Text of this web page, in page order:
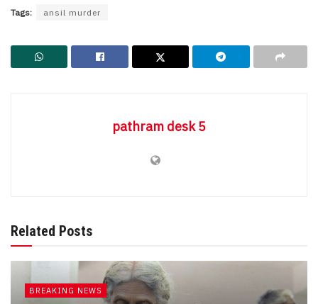
Tags: ansil murder
pathram desk 5
Related Posts
BREAKING NEWS